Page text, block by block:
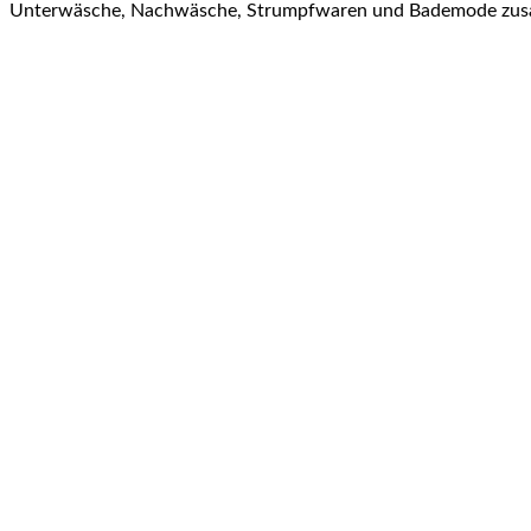
Unterwäsche, Nachwäsche, Strumpfwaren und Bademode